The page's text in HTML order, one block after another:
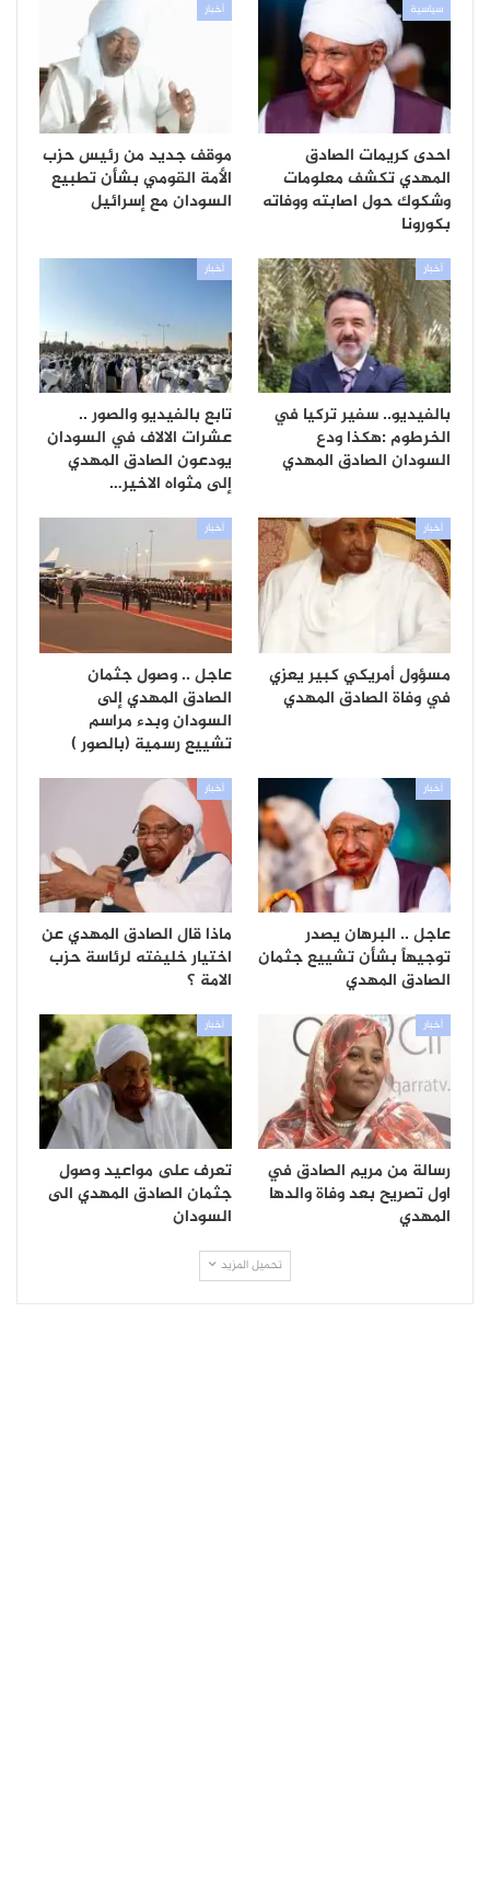
سياسية
احدى كريمات الصادق
المهدي تكشف معلومات
وشكوك حول اصابته ووفاته
بكورونا
أخبار
موقف جديد من رئيس حزب
الأمة القومي بشأن تطبيع
السودان مع إسرائيل
أخبار
بالفيديو.. سفير تركيا في
الخرطوم :هكذا ودع
السودان الصادق المهدي
أخبار
تابع بالفيديو والصور ..
عشرات الالاف في السودان
يودعون الصادق المهدي
إلى مثواه الاخير…
أخبار
مسؤول أمريكي كبير يعزي
في وفاة الصادق المهدي
أخبار
عاجل .. وصول جثمان
الصادق المهدي إلى
السودان وبدء مراسم
تشييع رسمية (بالصور )
أخبار
عاجل .. البرهان يصدر
توجيهاً بشأن تشييع جثمان
الصادق المهدي
أخبار
ماذا قال الصادق المهدي عن
اختيار خليفته لرئاسة حزب
الامة ؟
أخبار
رسالة من مريم الصادق في
اول تصريح بعد وفاة والدها
المهدي
أخبار
تعرف على مواعيد وصول
جثمان الصادق المهدي الى
السودان
تحميل المزيد